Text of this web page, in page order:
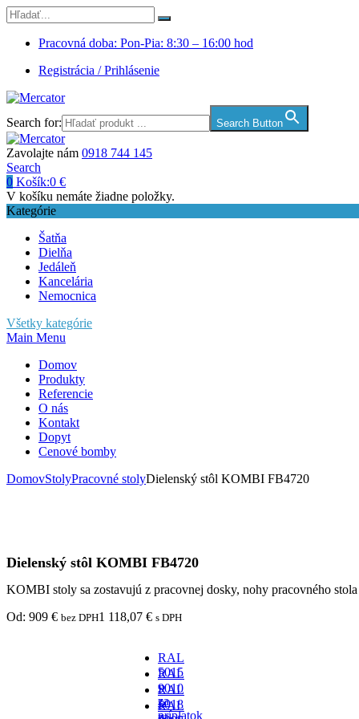
Pracovná doba: Pon-Pia: 8:30 – 16:00 hod
Registrácia / Prihlásenie
Search for: Search Button
Zavolajte nám 0918 744 145
Search
0 Košík:0 €
V košíku nemáte žiadne položky.
Kategórie
Šatňa
Dielňa
Jedáleň
Kancelária
Nemocnica
Všetky kategórie
Main Menu
Domov
Produkty
Referencie
O nás
Kontakt
Dopyt
Cenové bomby
DomovStolyPracovné stolyDielenský stôl KOMBI FB4720
Dielenský stôl KOMBI FB4720
KOMBI stoly sa zostavujú z pracovnej dosky, nohy pracovného
Od: 909 € bez DPH1 118,07 € s DPH
RAL
5015
-
za
príplatok
RAL
9010
-
RAL
5018
RAL